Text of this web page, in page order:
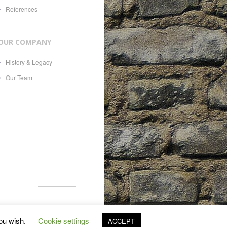
References
COMPANY
History & Legacy
Our Team
wish. Cookie settings ACCEPT